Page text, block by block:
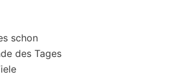
schon
des Tages